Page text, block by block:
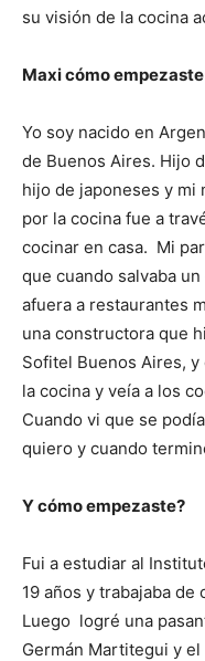
su visión de la cocina
Maxi cómo
Yo soy nacido en
de Buenos Aires. Hijo
hijo de japoneses y mi
por la cocina fue a
cocinar en casa. Mi
que cuando salvaba
afuera a restaurantes
una constructora que
Sofitel Buenos Aires,
la cocina y veía a los
Cuando vi que se
quiero y cuando
Y cómo empezaste?
Fui a estudiar al
19 años y trabajaba
Luego logré una
Germán Martitegui y